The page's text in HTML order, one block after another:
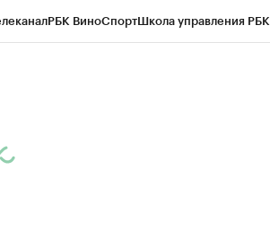
РБК ВиноСпортШкола управления РБК